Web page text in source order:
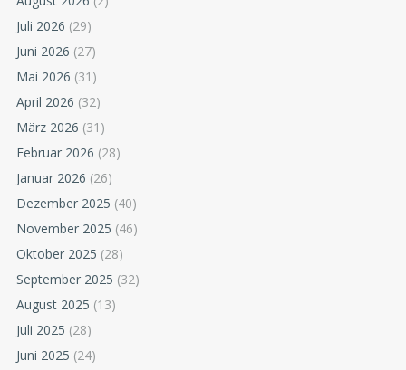
Juli 2026 (29)
Juni 2026 (27)
Mai 2026 (31)
April 2026 (32)
März 2026 (31)
Februar 2026 (28)
Januar 2026 (26)
Dezember 2025 (40)
November 2025 (46)
Oktober 2025 (28)
September 2025 (32)
August 2025 (13)
Juli 2025 (28)
Juni 2025 (24)